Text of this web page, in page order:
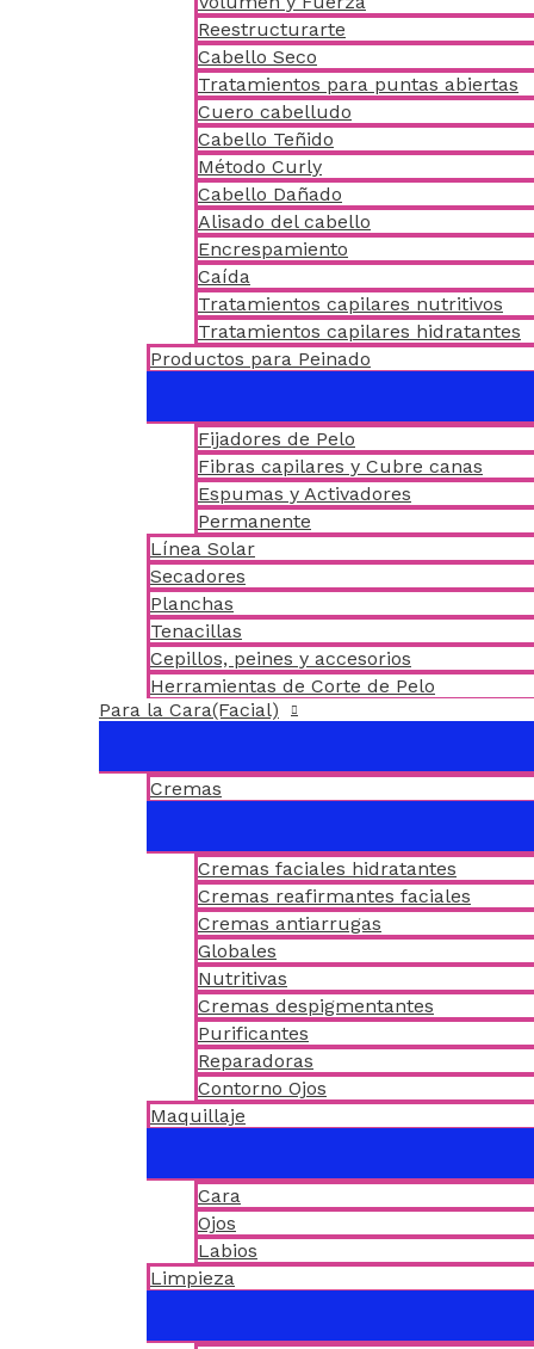
Reestructurarte
Cabello Seco
Tratamientos para puntas abiertas
Cuero cabelludo
Cabello Teñido
Método Curly
Cabello Dañado
Alisado del cabello
Encrespamiento
Caída
Tratamientos capilares nutritivos
Tratamientos capilares hidratantes
Productos para Peinado
Fijadores de Pelo
Fibras capilares y Cubre canas
Espumas y Activadores
Permanente
Línea Solar
Secadores
Planchas
Tenacillas
Cepillos, peines y accesorios
Herramientas de Corte de Pelo
Para la Cara(Facial)
Cremas
Cremas faciales hidratantes
Cremas reafirmantes faciales
Cremas antiarrugas
Globales
Nutritivas
Cremas despigmentantes
Purificantes
Reparadoras
Contorno Ojos
Maquillaje
Cara
Ojos
Labios
Limpieza